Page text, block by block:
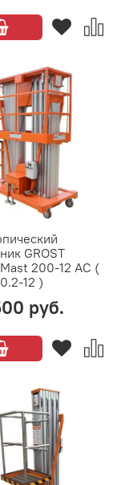
GROST
200-12 AC (
12 )
руб.